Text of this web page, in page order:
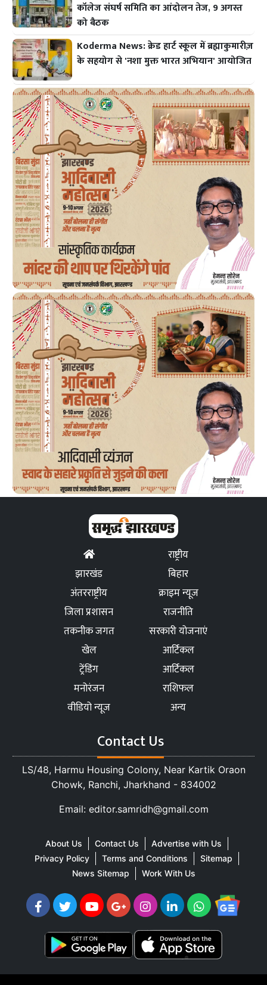
कॉलेज संघर्ष समिति का आंदोलन तेज, 9 अगस्त
को बैठक
Koderma News: क्रेड हार्ट स्कूल में ब्रह्माकुमारीज़
के सहयोग से 'नशा मुक्त भारत अभियान' आयोजित
राष्ट्रीय
झारखंड
बिहार
अंतरराष्ट्रीय
क्राइम न्यूज
जिला प्रशासन
राजनीति
तकनीक जगत
सरकारी योजनाएं
खेल
आर्टिकल
ट्रेंडिंग
आर्टिकल
मनोरंजन
राशिफल
वीडियो न्यूज
अन्य
Contact Us
LS/48, Harmu Housing Colony, Near Kartik Oraon
Chowk, Ranchi, Jharkhand - 834002
Email: editor.samridh@gmail.com
About Us Contact Us
Advertise with Us
Privacy Policy
Terms and Conditions
Sitemap
News Sitemap
Work With Us